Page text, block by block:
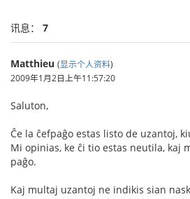
讯息： 7
Matthieu (显示个人资料)
2009年1月2日上午11:57:20
Saluton,
Ĉe la ĉefpaĝo estas listo de uzantoj,
Mi opinias, ke ĉi tio estas neutila, kaj
paĝo.
Kaj multaj uzantoj ne indikis sian